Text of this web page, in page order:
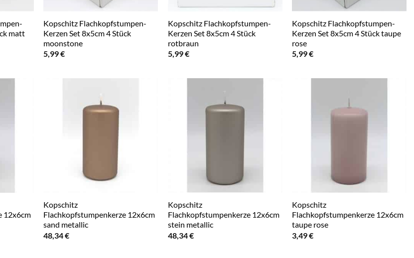
matt
Kopschitz Flachkopfstumpen-
Kerzen Set 8x5cm 4 Stück
moonstone
5,99€
Kopschitz Flachkopfstumpen-
Kerzen Set 8x5cm 4 Stück
rotbraun
5,99€
Kopschitz Flachkopfstumpen-
Kerzen Set 8x5cm 4 Stück taupe
rose
5,99€
12x6cm
Kopschitz
Flachkopfstumpenkerze 12x6cm
sand metallic
48,34€
Kopschitz
Flachkopfstumpenkerze 12x6cm
stein metallic
48,34€
Kopschitz
Flachkopfstumpenkerze 12x6cm
taupe rose
3,49€